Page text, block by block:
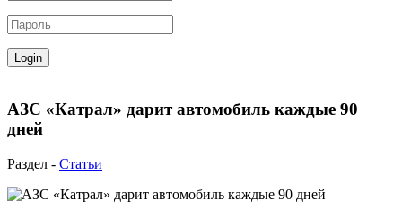
АЗС «Катрал» дарит автомобиль каждые 90
дней
Раздел - Статьи